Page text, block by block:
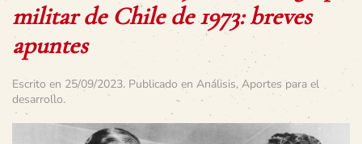
militar de Chile de 1973: breves
apuntes
Escrito en 25/09/2023. Publicado en Análisis, Aportes para el
desarrollo.